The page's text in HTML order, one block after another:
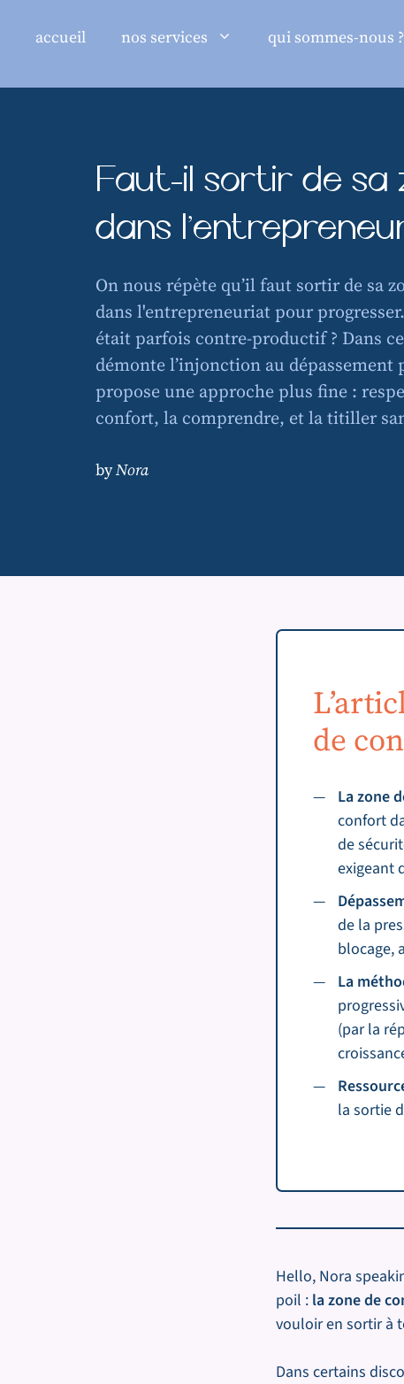
contenuaccueil nos services qui sommes-nous ?
Faut-il sortir de sa
dans
On nous répète qu’il faut sortir de sa
dans l'entrepreneuriat pour
était parfois contre-productif ? Dans
démonte l’injonction au dépassement
propose une approche plus fine :
confort, la comprendre, et la titiller
byNora
de
La zone
confort
de
exigeant
de la
blocage,
La
(par la
la sortie
Hello, Nora
poil : la zone de
vouloir en sortir à
Dans certains